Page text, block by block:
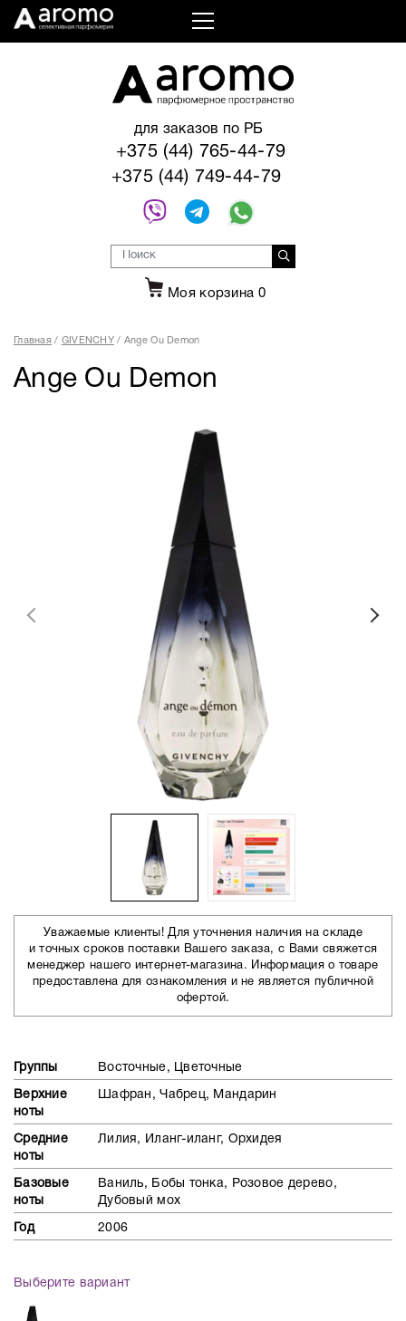
для заказов по РБ
+375 (44) 765-44-79
+375 (44) 749-44-79
Моя корзина 0
Главная GIVENCHY Ange Ou Demon
Ange Ou Demon
Уважаемые клиенты! Для уточнения наличия на складе
и точных сроков поставки Вашего заказа, с Вами свяжется
менеджер нашего интернет-магазина. Информация о товаре
предоставлена для ознакомления и не является публичной
офертой.
Группы Восточные, Цветочные
Верхние
ноты
Шафран, Чабрец, Мандарин
Средние
ноты
Лилия, Иланг-иланг, Орхидея
Базовые
ноты
Ваниль, Бобы тонка, Розовое дерево,
Дубовый мох
Год 2006
Выберите вариант